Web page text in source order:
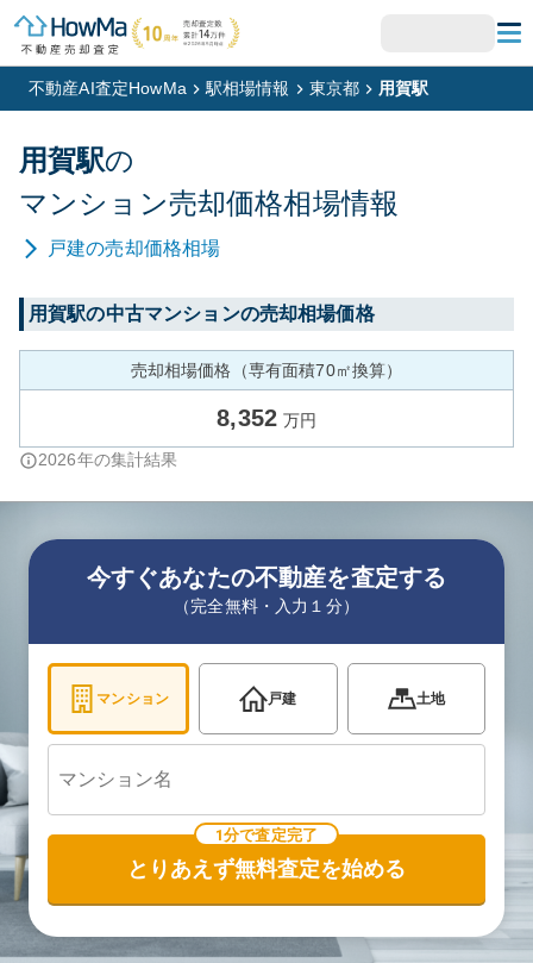
不動産AI査定HowMa 駅相場情報 東京都 用賀駅
用賀駅の
マンション売却価格相場情報
戸建の売却価格相場
用賀駅の中古マンションの売却相場価格
売却相場価格（専有面積70㎡換算）
8,352 万円
2026年の集計結果
今すぐあなたの不動産を査定する
（完全無料・入力１分）
マンション 戸建 土地
1分で査定完了
とりあえず無料査定を始める